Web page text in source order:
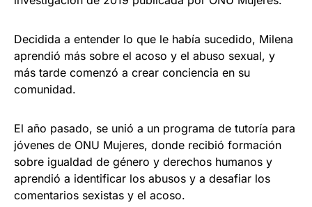
Decidida a entender lo que le había sucedido, Milena
aprendió más sobre el acoso y el abuso sexual, y
más tarde comenzó a crear conciencia en su
comunidad.
El año pasado, se unió a un programa de tutoría para
jóvenes de ONU Mujeres, donde recibió formación
sobre igualdad de género y derechos humanos y
aprendió a identificar los abusos y a desafiar los
comentarios sexistas y el acoso.